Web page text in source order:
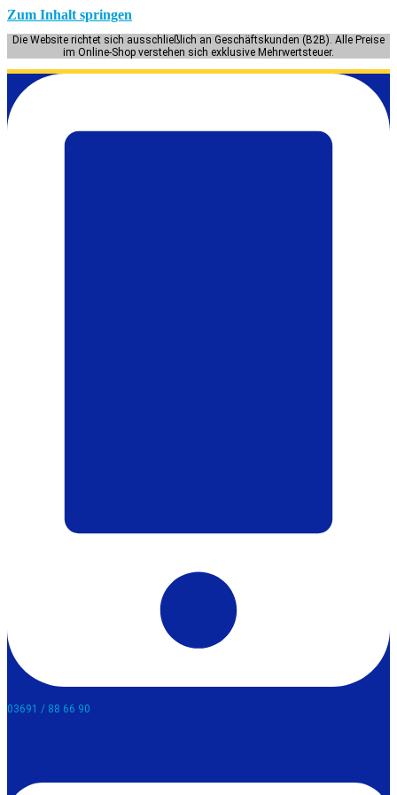
Zum Inhalt springen
Die Website richtet sich ausschließlich an Geschäftskunden (B2B). Alle Preise
im Online-Shop verstehen sich exklusive Mehrwertsteuer.
03691 / 88 66 90​